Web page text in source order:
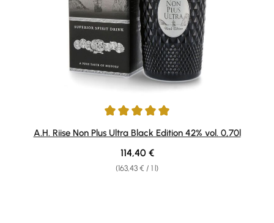
Average rating of 4.97 out of 5 stars
A.H. Riise Non Plus Ultra Black Edition 42% vol. 0,70l
(163,43 € / 1 l)
Regular price:
114,40 €